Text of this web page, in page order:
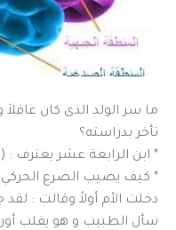
ما سر الولد الذى كان
تأخر بدراسته؟
* ابن الرابعة عشر يعترف
* كيف يصيب الصرع
دخلت الأم أولاً وقالت : لقد
سأل الطبيب و هو يقلب